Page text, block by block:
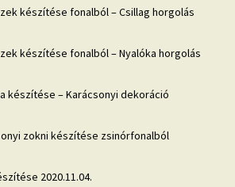
készítése fonalból – Csillag horgolás
készítése fonalból – Nyalóka horgolás
készítése – Karácsonyi dekoráció
zokni készítése zsinórfonalból
2020.11.04.